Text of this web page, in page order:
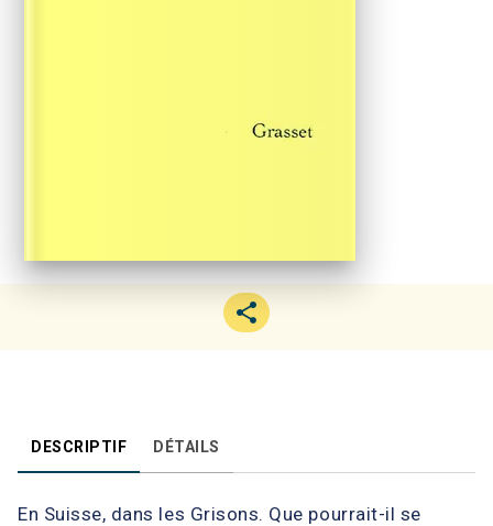
DESCRIPTIF DÉTAILS
En Suisse, dans les Grisons. Que pourrait-il se